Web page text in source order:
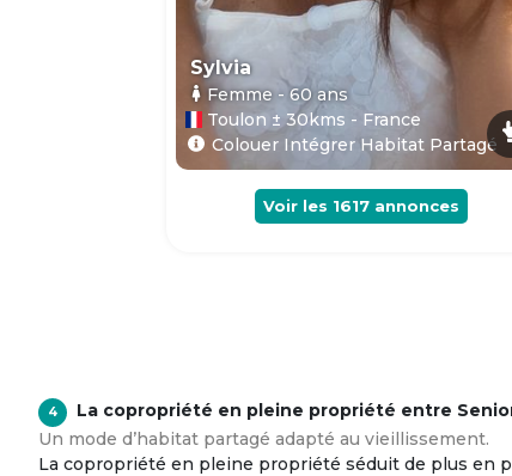
Sylvia
Femme - 60ans
Toulon ± 30kms - France
Colouer Intégrer Habitat Partagé
Voir les 1617 annonces
4
La copropriété en pleine propriété entre
Un mode d’habitat partagé adapté au vieillissement.
La copropriété en pleine propriété séduit de plus en